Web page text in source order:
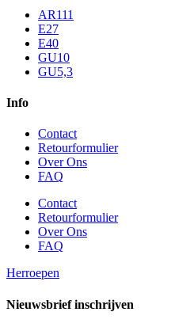
AR111
E27
E40
GU10
GU5,3
Info
Contact
Retourformulier
Over Ons
FAQ
Contact
Retourformulier
Over Ons
FAQ
Herroepen
Nieuwsbrief inschrijven